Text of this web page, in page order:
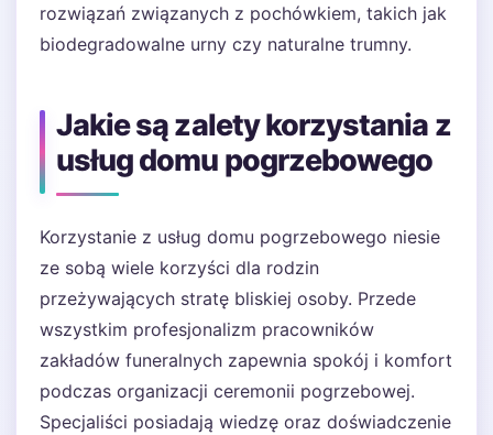
rozwiązań związanych z pochówkiem, takich jak
biodegradowalne urny czy naturalne trumny.
Jakie są zalety korzystania z
usług domu pogrzebowego
Korzystanie z usług domu pogrzebowego niesie
ze sobą wiele korzyści dla rodzin
przeżywających stratę bliskiej osoby. Przede
wszystkim profesjonalizm pracowników
zakładów funeralnych zapewnia spokój i komfort
podczas organizacji ceremonii pogrzebowej.
Specjaliści posiadają wiedzę oraz doświadczenie